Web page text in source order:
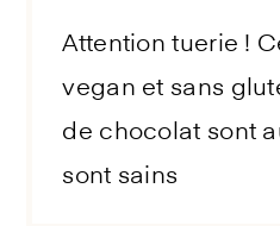
Attention tuerie !
vegan et sans
de chocolat sont
sont sains